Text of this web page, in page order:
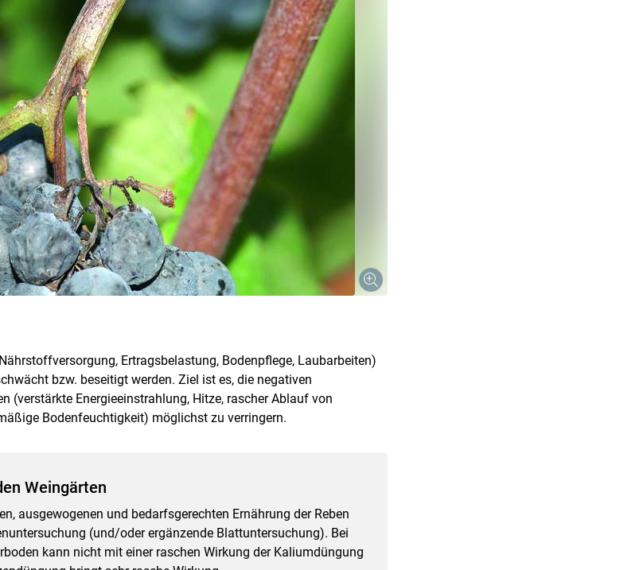
Ertragsbelastung, Bodenpflege, Laubarbeiten)
bzw. beseitigt werden. Ziel ist es, die negativen
(verstärkte Energieeinstrahlung, Hitze, rascher Ablauf von
Bodenfeuchtigkeit) möglichst zu verringern.
Weingärten
ausgewogenen und bedarfsgerechten Ernährung der Reben
(und/oder ergänzende Blattuntersuchung). Bei
kann nicht mit einer raschen Wirkung der Kaliumdüngung